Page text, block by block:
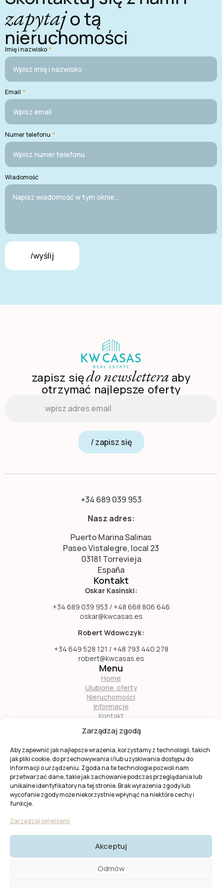
Zarządzaj zgodą
Aby zapewnić jak najlepsze wrażenia, korzystamy z technologii, takich
jak pliki cookie, do przechowywania i/lub uzyskiwania dostępu do
informacji o urządzeniu. Zgoda na te technologie pozwoli nam
przetwarzać dane, takie jak zachowanie podczas przeglądania lub
unikalne identyfikatory na tej stronie. Brak wyrażenia zgody lub
wycofanie zgody może niekorzystnie wpłynąć na niektóre cechy i
funkcje.
Zarządzaj serwisami
Akceptuj
Odmów
zapytajo tą
nieruchomości
Imię i nazwisko *
Email *
Numer telefonu *
Wiadomość
/wyślij
zapisz siędo newslettera aby
otrzymać najlepsze oferty
/ zapisz się
+34 689 039 953
Nasz adres:
Puerto Marina Salinas
Paseo Vistalegre, local 23
03181 Torrevieja
España
Kontakt
Oskar Kasinski:
+34 689 039 953 / +48 668 806 646
oskar@kwcasas.es
Robert Wdowczyk:
+34 649 528 121 / +48 793 440 278
robert@kwcasas.es
Menu
Home
Ulubione oferty
Nieruchomości
Informacje
Kontakt
Zostań naszym partnerem
Ta strona jest chroniona przez
Prywatności I Cookies